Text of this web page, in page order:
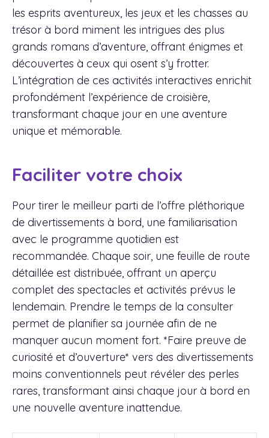
les esprits aventureux, les jeux et les chasses au
trésor à bord miment les intrigues des plus
grands romans d’aventure, offrant énigmes et
découvertes à ceux qui osent s’y frotter.
L’intégration de ces activités interactives enrichit
profondément l’expérience de croisière,
transformant chaque jour en une aventure
unique et mémorable.
Faciliter votre choix
Pour tirer le meilleur parti de l’offre pléthorique
de divertissements à bord, une familiarisation
avec le programme quotidien est
recommandée. Chaque soir, une feuille de route
détaillée est distribuée, offrant un aperçu
complet des spectacles et activités prévus le
lendemain. Prendre le temps de la consulter
permet de planifier sa journée afin de ne
manquer aucun moment fort. *Faire preuve de
curiosité et d’ouverture* vers des divertissements
moins conventionnels peut révéler des perles
rares, transformant ainsi chaque jour à bord en
une nouvelle aventure inattendue.